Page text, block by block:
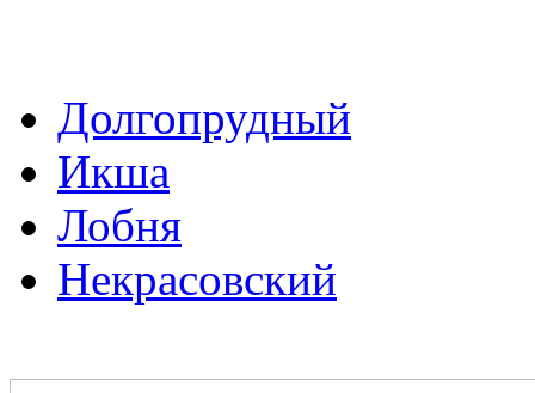
Долгопрудный
Икша
Лобня
Некрасовский